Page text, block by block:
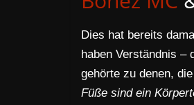
Dies hat bereits
haben Verständnis –
gehörte zu denen,
Füße sind ein